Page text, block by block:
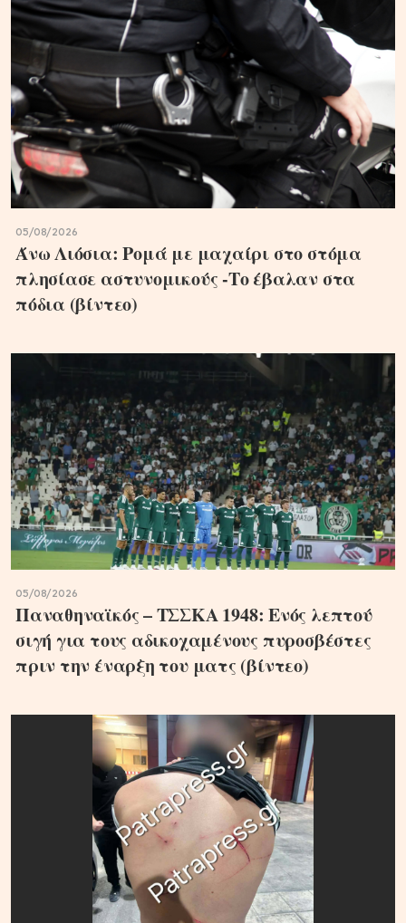
05/08/2026
Άνω Λιόσια: Ρομά με μαχαίρι στο στόμα
πλησίασε αστυνομικούς -Το έβαλαν στα
πόδια (βίντεο)
05/08/2026
Παναθηναϊκός – ΤΣΣΚΑ 1948: Ενός λεπτού
σιγή για τους αδικοχαμένους πυροσβέστες
πριν την έναρξη του ματς (βίντεο)